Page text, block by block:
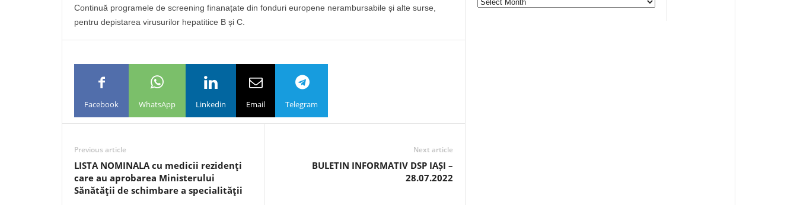
Continuă programele de screening finanațate din fonduri europene nerambursabile și alte surse,
pentru depistarea virusurilor hepatitice B și C.
Facebook WhatsApp Linkedin Email Telegram
Previous article
LISTA NOMINALA cu medicii rezidenţi
care au aprobarea Ministerului
Sănătăţii de schimbare a specialităţii
Next article
BULETIN INFORMATIV DSP IAȘI –
28.07.2022